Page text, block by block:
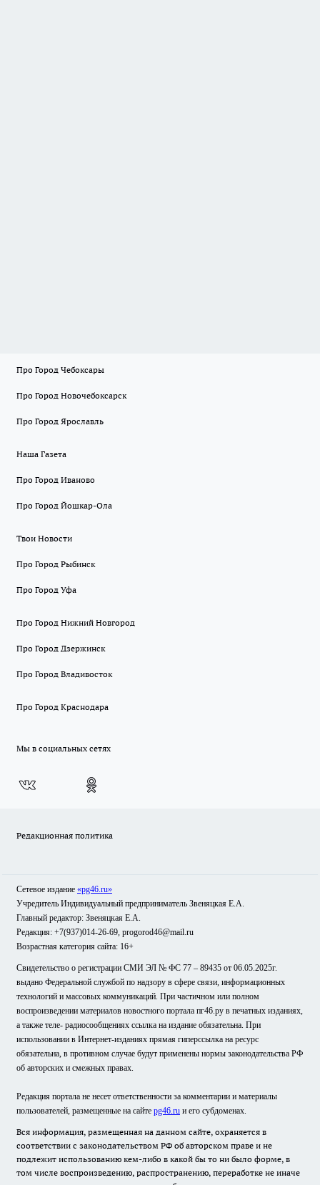
Про Город Чебоксары
Про Город Новочебоксарск
Про Город Ярославль
Наша Газета
Про Город Иваново
Про Город Йошкар-Ола
Твои Новости
Про Город Рыбинск
Про Город Уфа
Про Город Нижний Новгород
Про Город Дзержинск
Про Город Владивосток
Про Город Краснодара
Мы в социальных сетях
Редакционная политика
Сетевое издание «pg46.ru»
Учредитель Индивидуальный предприниматель Звеняцкая Е.А.
Главный редактор: Звеняцкая Е.А.
Редакция: +7(937)014-26-69, progorod46@mail.ru
Возрастная категория сайта: 16+
Свидетельство о регистрации СМИ ЭЛ № ФС 77 – 89435 от 06.05.2025г.
выдано Федеральной службой по надзору в сфере связи, информационных
технологий и массовых коммуникаций. При частичном или полном
воспроизведении материалов новостного портала пг46.ру в печатных изданиях,
а также теле- радиосообщениях ссылка на издание обязательна. При
использовании в Интернет-изданиях прямая гиперссылка на ресурс
обязательна, в противном случае будут применены нормы законодательства РФ
об авторских и смежных правах.
Редакция портала не несет ответственности за комментарии и материалы
пользователей, размещенные на сайте pg46.ru и его субдоменах.
Вся информация, размещенная на данном сайте, охраняется в
соответствии с законодательством РФ об авторском праве и не
подлежит использованию кем-либо в какой бы то ни было форме, в
том числе воспроизведению, распространению, переработке не иначе